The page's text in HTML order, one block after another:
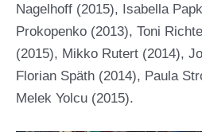
Nagelhoff (2015), Isabella
Prokopenko (2013), Toni
(2015), Mikko Rutert (2014),
Florian Späth (2014), Paula
Melek Yolcu (2015).